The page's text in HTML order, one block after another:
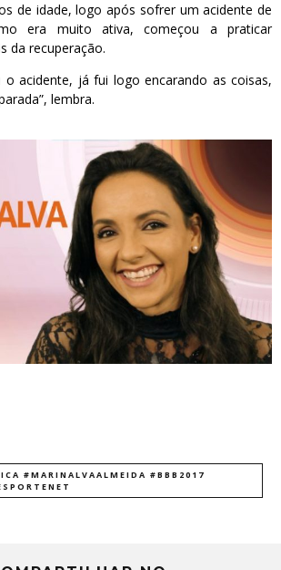
de idade, logo após sofrer um acidente de
era muito ativa, começou a praticar
da recuperação.
o acidente, já fui logo encarando as coisas,
lembra.
#MARINALVAALMEIDA #BBB2017